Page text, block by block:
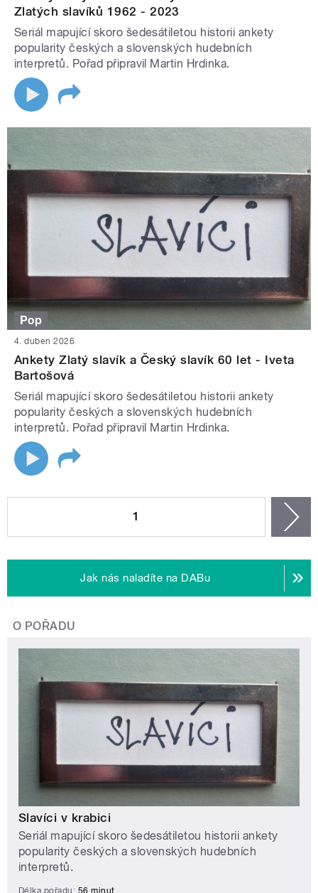
Zlatých slavíků 1962 - 2023
Seriál mapující skoro šedesátiletou historii ankety
popularity českých a slovenských hudebních
interpretů. Pořad připravil Martin Hrdinka.
Pop
4. duben 2026
Ankety Zlatý slavík a Český slavík 60 let - Iveta
Bartošová
Seriál mapující skoro šedesátiletou historii ankety
popularity českých a slovenských hudebních
interpretů. Pořad připravil Martin Hrdinka.
1
Jak nás naladíte na DABu
O POŘADU
Slavíci v krabici
Seriál mapující skoro šedesátiletou historii ankety
popularity českých a slovenských hudebních
interpretů.
Délka pořadu: 56 minut